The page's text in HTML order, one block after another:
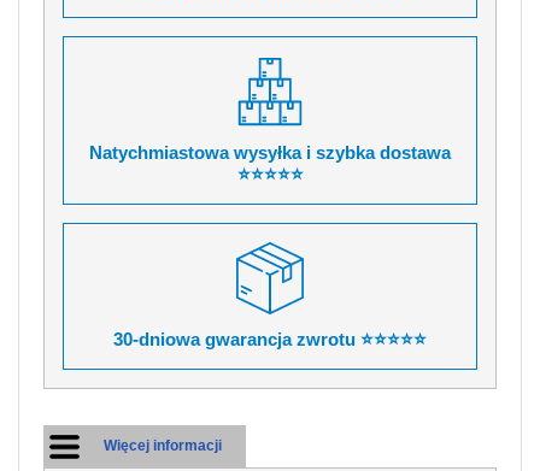
Natychmiastowa wysyłka i szybka dostawa
⭐⭐⭐⭐⭐
30-dniowa gwarancja zwrotu ⭐⭐⭐⭐⭐
Więcej informacji